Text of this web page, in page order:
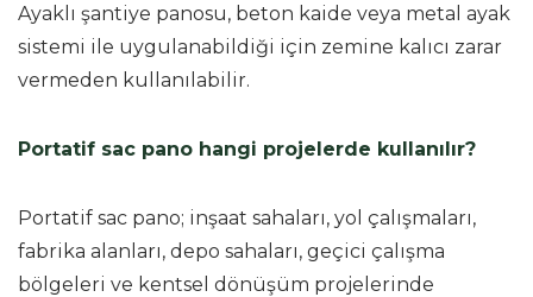
Ayaklı şantiye panosu, beton kaide veya metal ayak
sistemi ile uygulanabildiği için zemine kalıcı zarar
vermeden kullanılabilir.
Portatif sac pano hangi projelerde kullanılır?
Portatif sac pano; inşaat sahaları, yol çalışmaları,
fabrika alanları, depo sahaları, geçici çalışma
bölgeleri ve kentsel dönüşüm projelerinde